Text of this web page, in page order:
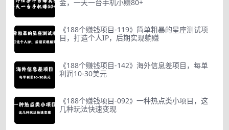
金，一天一台手机小赚80+
《188个赚钱项目-119》简单粗暴的星座测试项
目，打造个人IP，后期实现躺赚
《188个赚钱项目-142》海外信息差项目，每单
利润10-30美元
《188个赚钱项目-092》一种热点类小项目，这
几种玩法快速变现